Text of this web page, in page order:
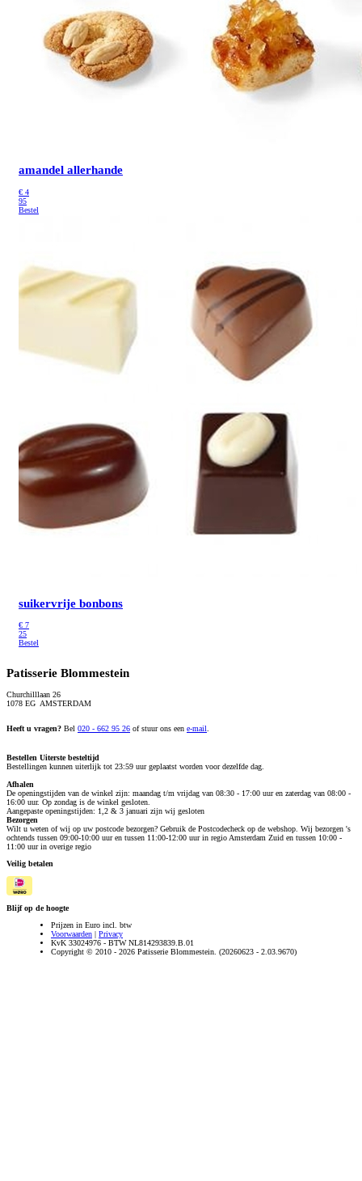
amandel allerhande
€ 4
95
Bestel
suikervrije bonbons
€ 7
25
Bestel
Patisserie Blommestein
Churchilllaan 26
1078 EG AMSTERDAM
Heeft u vragen? Bel 020 - 662 95 26 of stuur ons een e-mail.
Bestellen Uiterste besteltijd
Bestellingen kunnen uiterlijk tot 23:59 uur geplaatst worden voor dezelfde dag.
Afhalen
De openingstijden van de winkel zijn: maandag t/m vrijdag van 08:30 - 17:00 uur en zaterdag van 08:00 -
16:00 uur. Op zondag is de winkel gesloten.
Aangepaste openingstijden: 1,2 & 3 januari zijn wij gesloten
Bezorgen
Wilt u weten of wij op uw postcode bezorgen? Gebruik de Postcodecheck op de webshop. Wij bezorgen 's
ochtends tussen 09:00-10:00 uur en tussen 11:00-12:00 uur in regio Amsterdam Zuid en tussen 10:00 -
11:00 uur in overige regio
Veilig betalen
Blijf op de hoogte
Prijzen in Euro incl. btw
Voorwaarden | Privacy
KvK 33024976 - BTW NL814293839.B.01
Copyright © 2010 - 2026 Patisserie Blommestein. (20260623 - 2.03.9670)